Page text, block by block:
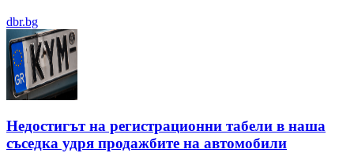
dbr.bg
Недостигът на регистрационни табели в наша
съседка удря продажбите на автомобили